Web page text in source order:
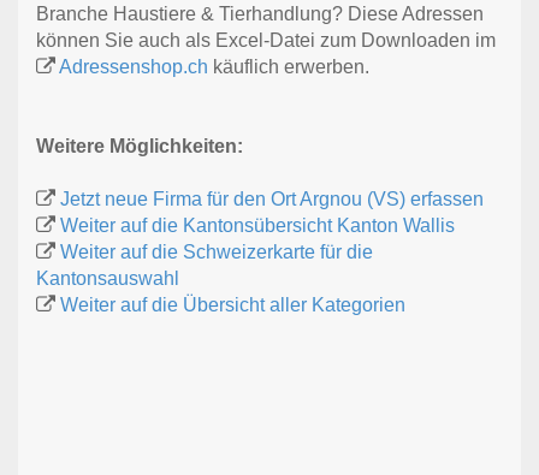
Branche Haustiere & Tierhandlung? Diese Adressen
können Sie auch als Excel-Datei zum Downloaden im
Adressenshop.ch käuflich erwerben.
Weitere Möglichkeiten:
Jetzt neue Firma für den Ort Argnou (VS) erfassen
Weiter auf die Kantonsübersicht Kanton Wallis
Weiter auf die Schweizerkarte für die
Kantonsauswahl
Weiter auf die Übersicht aller Kategorien